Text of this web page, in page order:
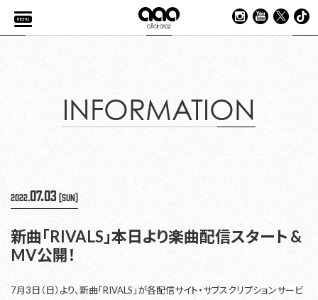
menu
INFORMATION
2022.07.03 [Sun]
新曲「RIVALS」本日より楽曲配信スタート &
MV公開！
7月3日（日）より、新曲「RIVALS」が各配信サイト・サブスクリプションサービ